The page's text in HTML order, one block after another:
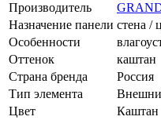
Производитель
Назначение панели стена /
Особенности
Оттенок
каштан
Страна бренда
Россия
Тип элемента
Цвет
Каштан